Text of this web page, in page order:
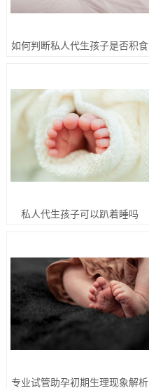
如何判断私人代生孩子是否积食
私人代生孩子可以趴着睡吗
专业试管助孕初期生理现象解析